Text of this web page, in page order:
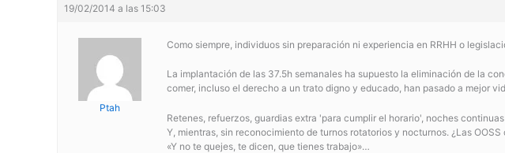
19/02/2014 a las 15:03
Ptah
Como siempre, individuos sin preparación ni experiencia en RRHH o
La implantación de las 37.5h semanales ha supuesto la eliminación de la
comer, incluso el derecho a un trato digno y educado, han pasado a mejor
Retenes, refuerzos, guardias extra 'para cumplir el horario', noches
Y, mientras, sin reconocimiento de turnos rotatorios y nocturnos. ¿Las
«Y no te quejes, te dicen, que tienes trabajo»…